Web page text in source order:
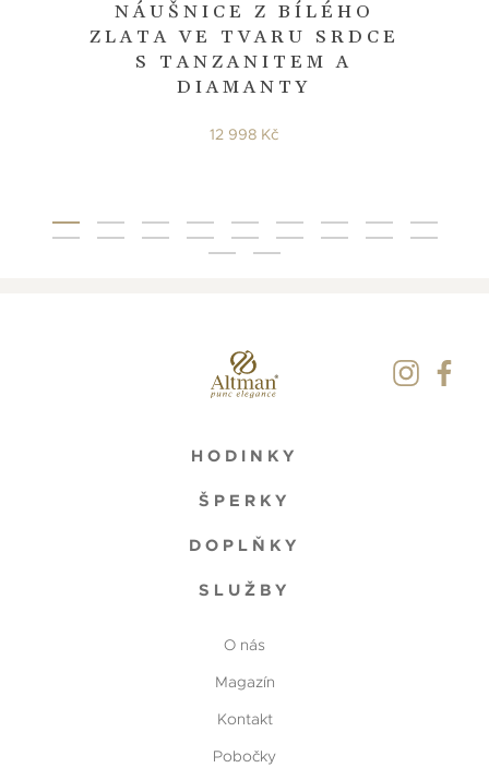
NÁUŠNICE Z BÍLÉHO
ZLATA VE TVARU SRDCE
S TANZANITEM A
DIAMANTY
12 998 Kč
HODINKY
ŠPERKY
DOPLŇKY
SLUŽBY
O nás
Magazín
Kontakt
Pobočky